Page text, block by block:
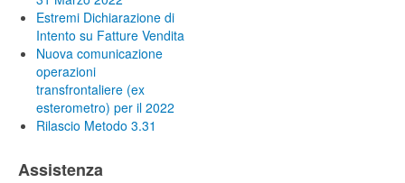
Estremi Dichiarazione di
Intento su Fatture Vendita
Nuova comunicazione
operazioni
transfrontaliere (ex
esterometro) per il 2022
Rilascio Metodo 3.31
Assistenza